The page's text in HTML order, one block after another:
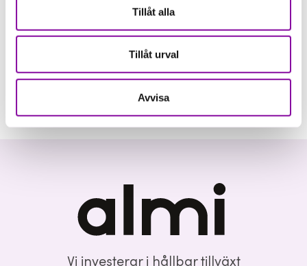
Tillåt alla
Tillåt urval
Avvisa
Vi investerar i hållbar tillväxt